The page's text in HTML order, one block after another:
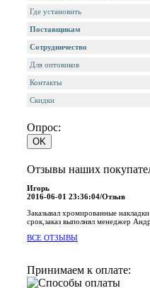
Где установить
Поставщикам
Сотрудничество
Для оптовиков
Контакты
Cкидки
Опрос:
Отзывы наших
Игорь
2016-06-01 23:36:04/Отзыв
Заказывал хромированные
срок,заказ выполнял менеджер
ВСЕ ОТЗЫВЫ
Принимаем к оплате: